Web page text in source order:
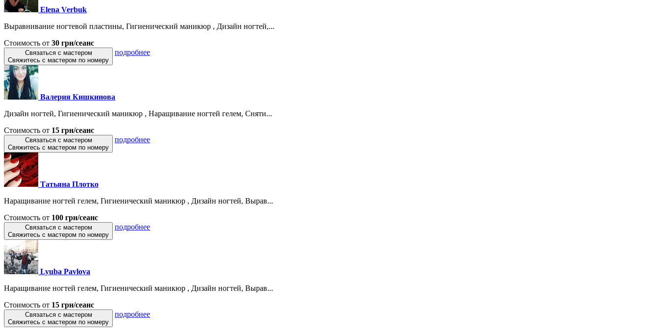
Elena Verbuk
Выравнивание ногтевой пластины, Гигиенический маникюр , Дизайн ногтей,...
Стоимость от 30 грн/сеанс
Связаться с мастером
Свяжитесь с мастером по номеру
подробнее
Валерия Кишкинова
Дизайн ногтей, Гигиенический маникюр , Наращивание ногтей гелем, Сняти...
Стоимость от 15 грн/сеанс
Связаться с мастером
Свяжитесь с мастером по номеру
подробнее
Татьяна Плотко
Наращивание ногтей гелем, Гигиенический маникюр , Дизайн ногтей, Вырав...
Стоимость от 100 грн/сеанс
Связаться с мастером
Свяжитесь с мастером по номеру
подробнее
Lyuba Pavlova
Наращивание ногтей гелем, Гигиенический маникюр , Дизайн ногтей, Вырав...
Стоимость от 15 грн/сеанс
Связаться с мастером
Свяжитесь с мастером по номеру
подробнее